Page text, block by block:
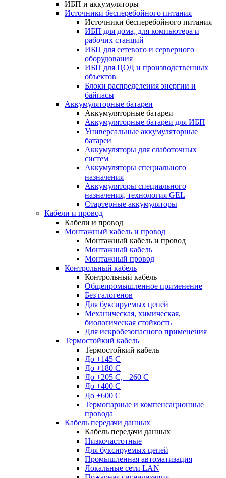
ИБП и аккумуляторы
Источники бесперебойного питания
Источники бесперебойного питания
ИБП для дома, для компьютера и
рабочих станций
ИБП для сетевого и серверного
оборудования
ИБП для ЦОД и производственных
объектов
Блоки распределения энергии и
байпасы
Аккумуляторные батареи
Аккумуляторные батареи
Аккумуляторные батареи для ИБП
Универсальные аккумуляторные
батареи
Аккумуляторы для слаботочных
систем
Аккумуляторы специального
назначения
Аккумуляторы специального
назначения, технология GEL
Стартерные аккумуляторы
Кабели и провод
Кабели и провод
Монтажный кабель и провод
Монтажный кабель и провод
Монтажный кабель
Монтажный провод
Контрольный кабель
Контрольный кабель
Общепромышленное применение
Без галогенов
Для буксируемых цепей
Механическая, химическая,
биологическая стойкость
Для искробезопасного применения
Термостойкий кабель
Термостойкий кабель
До +145 С
До +180 C
До +205 С, +260 С
До +400 C
До +600 С
Термопарные и компенсационные
провода
Кабель передачи данных
Кабель передачи данных
Низкочастотные
Для буксируемых цепей
Промышленная автоматизация
Локальные сети LAN